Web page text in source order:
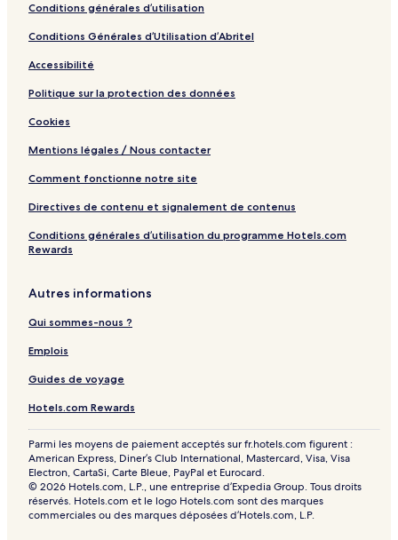
i
e
w
!
Conditions générales d’utilisation
Conditions Générales d’Utilisation d’Abritel
Accessibilité
Politique sur la protection des données
Cookies
Mentions légales / Nous contacter
Comment fonctionne notre site
Directives de contenu et signalement de contenus
Conditions générales d’utilisation du programme Hotels.com
Rewards
Autres informations
Qui sommes-nous ?
Emplois
Guides de voyage
Hotels.com Rewards
Parmi les moyens de paiement acceptés sur fr.hotels.com figurent :
American Express, Diner’s Club International, Mastercard, Visa, Visa
Electron, CartaSi, Carte Bleue, PayPal et Eurocard.
© 2026 Hotels.com, L.P., une entreprise d’Expedia Group. Tous droits
réservés. Hotels.com et le logo Hotels.com sont des marques
commerciales ou des marques déposées d’Hotels.com, L.P.